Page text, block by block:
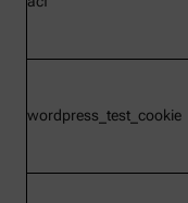
wordpress_test_cookie